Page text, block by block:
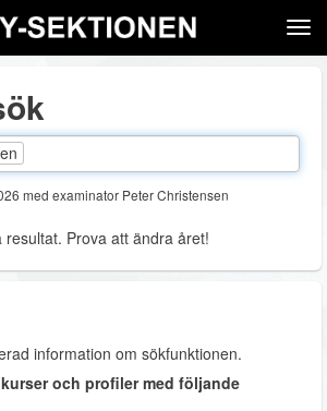
med examinator Peter Christensen
resultat. Prova att ändra året!
information om sökfunktionen.
och profiler med följande